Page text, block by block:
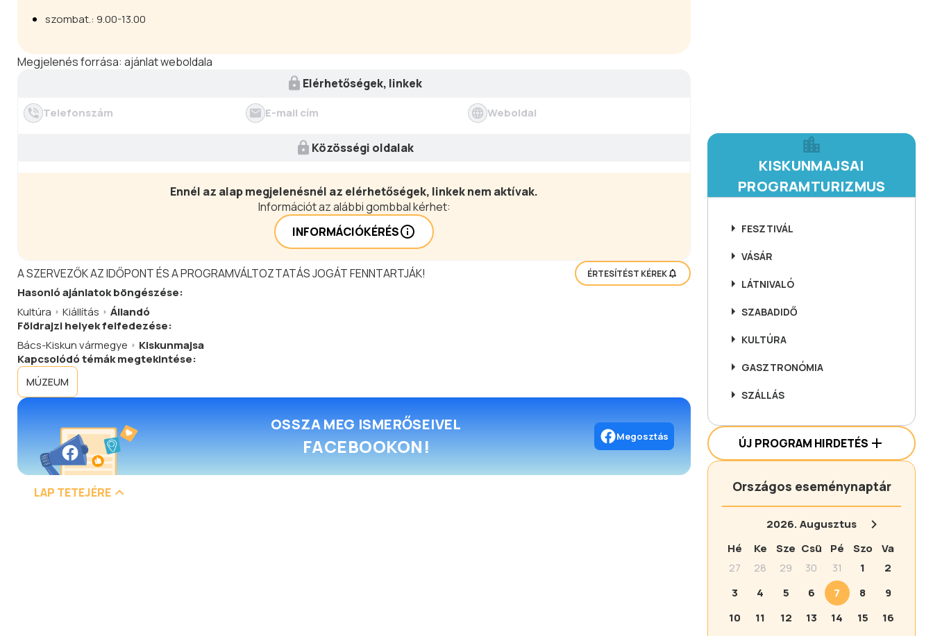
szombat.: 9.00-13.00
Megjelenés forrása: ajánlat weboldala
Elérhetőségek, linkek
Telefonszám E-mail cím Weboldal
Közösségi oldalak
Ennél az alap megjelenésnél az elérhetőségek, linkek nem aktívak.
Információt az alábbi gombbal kérhet:
INFORMÁCIÓKÉRÉS
A SZERVEZŐK AZ IDŐPONT ÉS A PROGRAMVÁLTOZTATÁS JOGÁT FENNTARTJÁK! ÉRTESÍTÉST KÉREK
Hasonlóajánlatokböngészése:
Kultúra
Kiállítás
Állandó
Földrajzi helyek felfedezése:
Bács-Kiskun vármegye
Kiskunmajsa
Kapcsolódó témák megtekintése:
MÚZEUM
OSSZA MEG ISMERŐSEIVEL
FACEBOOKON! Megosztás
LAP TETEJÉRE
KISKUNMAJSAI
PROGRAMTURIZMUS
FESZTIVÁL
VÁSÁR
LÁTNIVALÓ
SZABADIDŐ
KULTÚRA
GASZTRONÓMIA
SZÁLLÁS
ÚJ PROGRAM HIRDETÉS
Országos eseménynaptár
2026.Augusztus
Hé
Ke Sze Csü Pé Szo
Va
27
28 29 30 31 1
2
3
4 5 6 7 8
9
10
11 12 13 14 15
16